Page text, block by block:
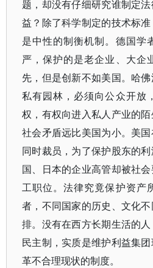
题，却没有仔细研究谁制定
益？除了科学制定的技术标
是中性的制衡机制。德国学
严，保护的是老企业、大企
先，但是创新不如美国。哈
私有园林，必须向公众开放
权，有权向进入私人产业的
社会矛盾远比美国为小。美
同时裁员，为了保护股东的
国、日本的企业高管却被社
工职位。法律究竟保护资产
者，不同国家的历史、文化
排。没有在西方长期生活的
民主制，实质是维护利益集
革不合理现状的制度。